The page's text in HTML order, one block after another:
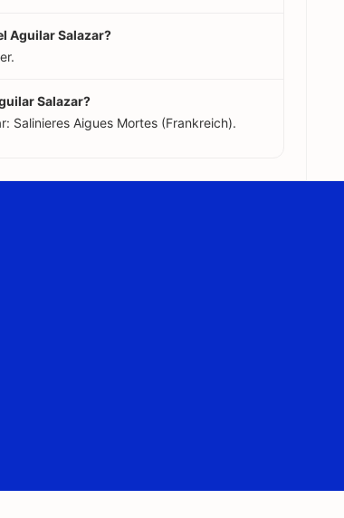
Aguilar Salazar?
Salazar?
Salinieres Aigues Mortes (Frankreich).